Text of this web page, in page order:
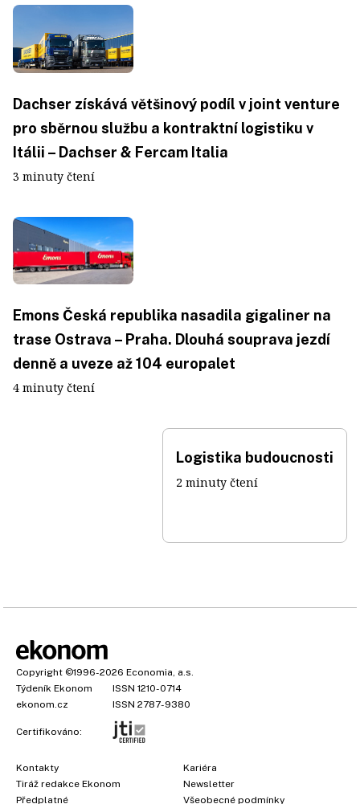
Dachser získává většinový podíl v joint venture
pro sběrnou službu a kontraktní logistiku v
Itálii – Dachser & Fercam Italia
3 minuty čtení
Emons Česká republika nasadila gigaliner na
trase Ostrava – Praha. Dlouhá souprava jezdí
denně a uveze až 104 europalet
4 minuty čtení
Logistika budoucnosti
2 minuty čtení
Copyright ©1996-2026 Economia, a.s.
Týdeník Ekonom
ISSN 1210-0714
ekonom.cz
ISSN 2787-9380
Certifikováno:
Kontakty
Tiráž redakce Ekonom
Předplatné
Kariéra
Newsletter
Všeobecné podmínky